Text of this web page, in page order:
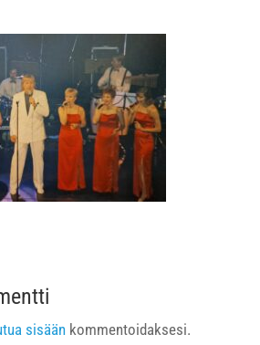
sisäänkommentoidaksesi.